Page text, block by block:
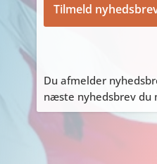
Du afmelder
næste nyhedsbrev du